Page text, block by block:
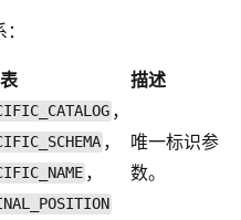
描述
，
，
，
唯一标识参
数。